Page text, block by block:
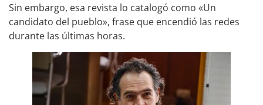
Sin embargo, esa revista lo catalogó como «Un
candidato del pueblo», frase que encendió las redes
durante las últimas horas.